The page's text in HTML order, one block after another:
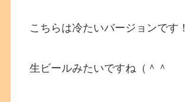
こちらは冷たいバージョンです！
生ビールみたいですね（＾＾